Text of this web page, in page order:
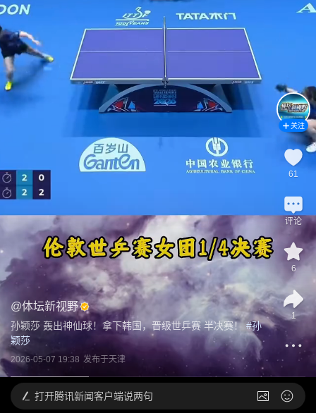
@体坛新视野
孙颖莎 轰出神仙球！拿下韩国，晋级世乒赛 半决赛！ #孙
颖莎
2026-05-07 19:38 发布于天津
关注
61
评论
6
1
打开腾讯新闻客户端说两句